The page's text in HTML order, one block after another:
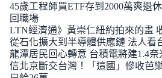
45歲工程師買ETF存到2000萬爽退
回職場
LTN經濟通》黃崇仁紐約拍來的畫
從石化擴大到半導體供應鏈 法人看
龍潭居民回心轉意 台積電將建1.4奈
信北京斷交台灣！「這國」慘收芭